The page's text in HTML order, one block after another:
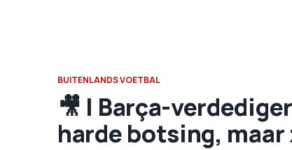
BUITENLANDS VOETBAL
🎥 | Barça-
harde botsing,